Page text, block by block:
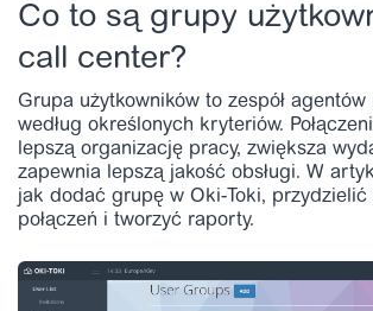
Co to są grupy
call center?
Grupa użytkowników to zespół agentów
według określonych kryteriów.
lepszą organizację pracy, zwiększa
zapewnia lepszą jakość obsługi. W
jak dodać grupę w Oki-Toki,
połączeń i tworzyć raporty.